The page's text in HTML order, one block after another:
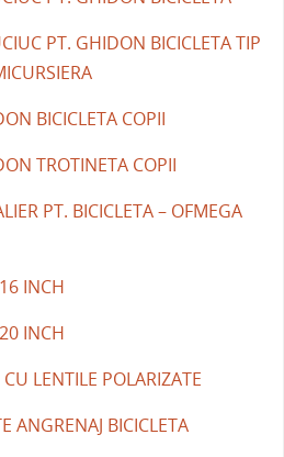
PT. GHIDON BICICLETA TIP
BICICLETA COPII
TROTINETA COPII
PT. BICICLETA – OFMEGA
INCH
INCH
LENTILE POLARIZATE
ANGRENAJ BICICLETA